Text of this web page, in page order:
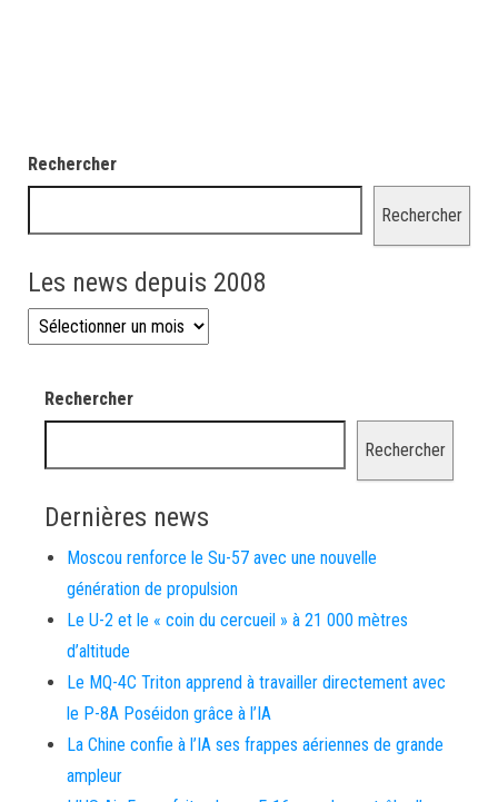
Rechercher
Rechercher
Les news depuis 2008
Les news depuis 2008
Rechercher
Rechercher
Dernières news
Moscou renforce le Su-57 avec une nouvelle
génération de propulsion
Le U-2 et le « coin du cercueil » à 21 000 mètres
d’altitude
Le MQ-4C Triton apprend à travailler directement avec
le P-8A Poséidon grâce à l’IA
La Chine confie à l’IA ses frappes aériennes de grande
ampleur